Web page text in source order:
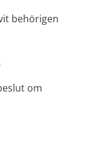
behörigen
om